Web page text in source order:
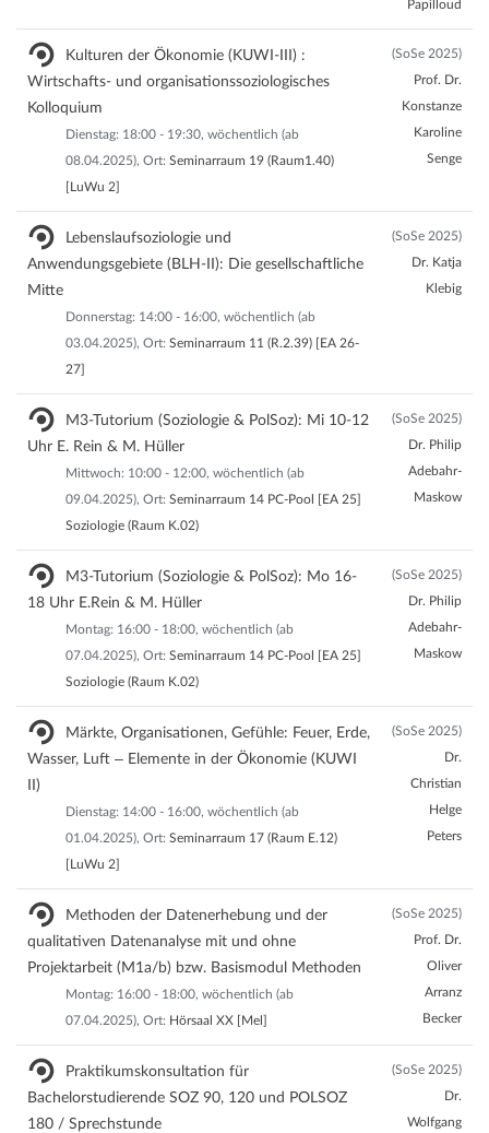
Papilloud
Kulturen der Ökonomie (KUWI-III) :
Wirtschafts- und organisationssoziologisches
Kolloquium
Dienstag: 18:00 - 19:30, wöchentlich (ab
08.04.2025), Ort: Seminarraum 19 (Raum1.40)
[LuWu 2]
(SoSe 2025)
Prof. Dr.
Konstanze
Karoline
Senge
Lebenslaufsoziologie und
Anwendungsgebiete (BLH-II): Die gesellschaftliche
Mitte
Donnerstag: 14:00 - 16:00, wöchentlich (ab
03.04.2025), Ort: Seminarraum 11 (R.2.39) [EA 26-
27]
(SoSe 2025)
Dr. Katja
Klebig
M3-Tutorium (Soziologie & PolSoz): Mi 10-12
Uhr E. Rein & M. Hüller
Mittwoch: 10:00 - 12:00, wöchentlich (ab
09.04.2025), Ort: Seminarraum 14 PC-Pool [EA 25]
Soziologie (Raum K.02)
(SoSe 2025)
Dr. Philip
Adebahr-
Maskow
M3-Tutorium (Soziologie & PolSoz): Mo 16-
18 Uhr E.Rein & M. Hüller
Montag: 16:00 - 18:00, wöchentlich (ab
07.04.2025), Ort: Seminarraum 14 PC-Pool [EA 25]
Soziologie (Raum K.02)
(SoSe 2025)
Dr. Philip
Adebahr-
Maskow
Märkte, Organisationen, Gefühle: Feuer, Erde,
Wasser, Luft – Elemente in der Ökonomie (KUWI
II)
Dienstag: 14:00 - 16:00, wöchentlich (ab
01.04.2025), Ort: Seminarraum 17 (Raum E.12)
[LuWu 2]
(SoSe 2025)
Dr.
Christian
Helge
Peters
Methoden der Datenerhebung und der
qualitativen Datenanalyse mit und ohne
Projektarbeit (M1a/b) bzw. Basismodul Methoden
Montag: 16:00 - 18:00, wöchentlich (ab
07.04.2025), Ort: Hörsaal XX [Mel]
(SoSe 2025)
Prof. Dr.
Oliver
Arranz
Becker
Praktikumskonsultation für
Bachelorstudierende SOZ 90, 120 und POLSOZ
180 / Sprechstunde
(SoSe 2025)
Dr.
Wolfgang